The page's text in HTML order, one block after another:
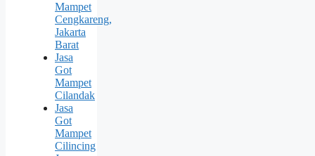
Mampet
Cengkareng,
Jakarta
Barat
Jasa
Got
Mampet
Cilandak
Jasa
Got
Mampet
Cilincing